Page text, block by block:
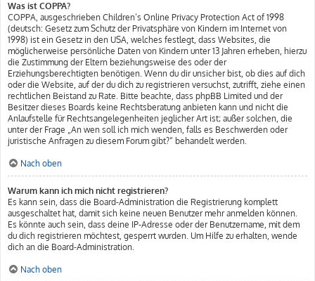
Was ist COPPA?
COPPA, ausgeschrieben Children’s Online Privacy Protection Act of 1998
(deutsch: Gesetz zum Schutz der Privatsphäre von Kindern im Internet von
1998) ist ein Gesetz in den USA, welches festlegt, dass Websites, die
möglicherweise persönliche Daten von Kindern unter 13 Jahren erheben, hierzu
die Zustimmung der Eltern beziehungsweise des oder der
Erziehungsberechtigten benötigen. Wenn du dir unsicher bist, ob dies auf dich
oder die Website, auf der du dich zu registrieren versuchst, zutrifft, ziehe einen
rechtlichen Beistand zu Rate. Bitte beachte, dass phpBB Limited und der
Besitzer dieses Boards keine Rechtsberatung anbieten kann und nicht die
Anlaufstelle für Rechtsangelegenheiten jeglicher Art ist; außer solchen, die
unter der Frage „An wen soll ich mich wenden, falls es Beschwerden oder
juristische Anfragen zu diesem Forum gibt?“ behandelt werden.
Nach oben
Warum kann ich mich nicht registrieren?
Es kann sein, dass die Board-Administration die Registrierung komplett
ausgeschaltet hat, damit sich keine neuen Benutzer mehr anmelden können.
Es könnte auch sein, dass deine IP-Adresse oder der Benutzername, mit dem
du dich registrieren möchtest, gesperrt wurden. Um Hilfe zu erhalten, wende
dich an die Board-Administration.
Nach oben